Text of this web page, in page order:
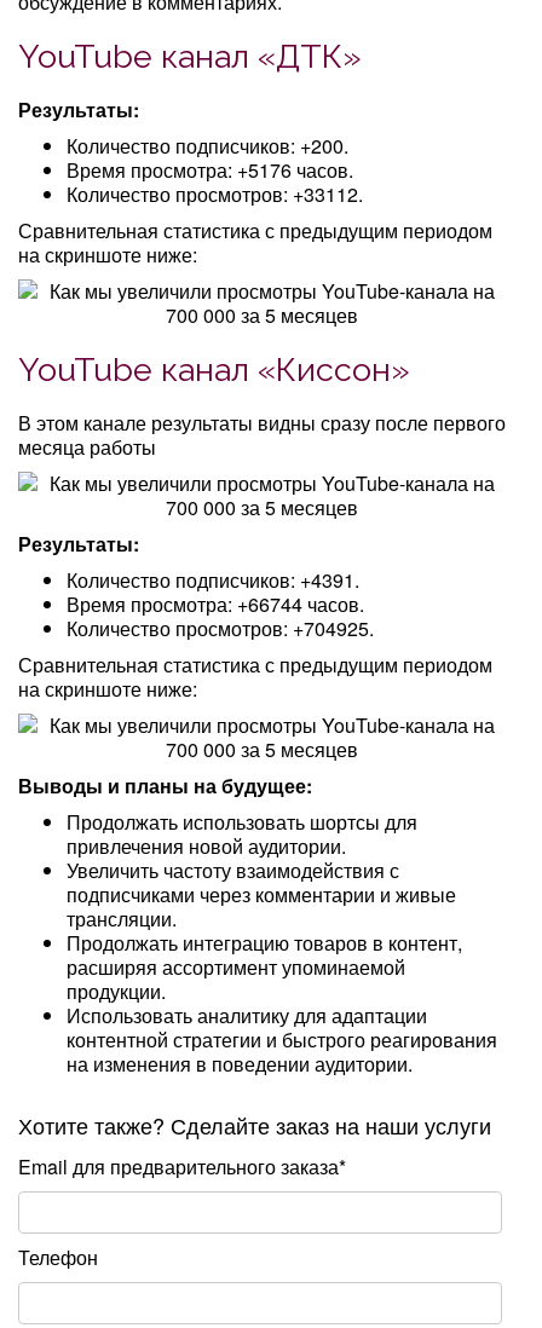
YouTube канал «ДТК»
Результаты:
Количество подписчиков: +200.
Время просмотра: +5176 часов.
Количество просмотров: +33112.
Сравнительная статистика с предыдущим периодом
на скриншоте ниже:
YouTube канал «Киссон»
В этом канале результаты видны сразу после первого
месяца работы
Результаты:
Количество подписчиков: +4391.
Время просмотра: +66744 часов.
Количество просмотров: +704925.
Сравнительная статистика с предыдущим периодом
на скриншоте ниже:
Выводы и планы на будущее:
Продолжать использовать шортсы для
привлечения новой аудитории.
Увеличить частоту взаимодействия с
подписчиками через комментарии и живые
трансляции.
Продолжать интеграцию товаров в контент,
расширяя ассортимент упоминаемой
продукции.
Использовать аналитику для адаптации
контентной стратегии и быстрого реагирования
на изменения в поведении аудитории.
Хотите также? Сделайте заказ на наши услуги
Email для предварительного заказа*
Телефон